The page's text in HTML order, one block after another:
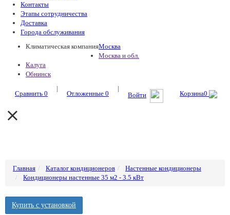
Контакты
Этапы сотрудничества
Доставка
Города обслуживания
Климатическая компанияМосква
Москва и обл.
Калуга
Обнинск
Сравнить 0
|
Отложенные 0
|
Войти
Корзина0
Главная Каталог кондиционеров
Настенные кондиционеры
Кондиционеры настенные 35 м2 - 3.5 кВт
Купить с установкой